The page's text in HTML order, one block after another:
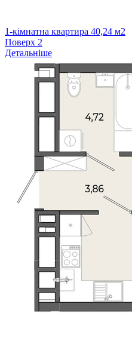
1-кімнатна квартира 40,24 м2
Поверх 2
Детальніше